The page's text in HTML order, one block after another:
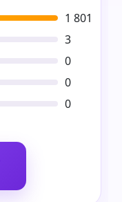
1 801
3
0
0
0